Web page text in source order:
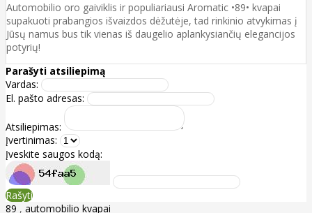
Automobilio oro gaiviklis ir populiariausi Aromatic •89• kvapai
supakuoti prabangios išvaizdos dėžutėje, tad rinkinio atvykimas į
Jūsų namus bus tik vienas iš daugelio aplankysiančių elegancijos
potyrių!
Parašyti atsiliepimą
Vardas:
El. pašto adresas:
Atsiliepimas:
Įvertinimas:
Įveskite saugos kodą:
Rašyti
89 , automobilio kvapai